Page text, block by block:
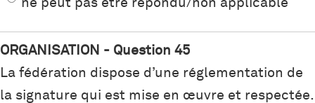
ne peut pas être répondu/non applicable
ORGANISATION - Question 45
La fédération dispose d’une réglementation de
la signature qui est mise en œuvre et respectée.